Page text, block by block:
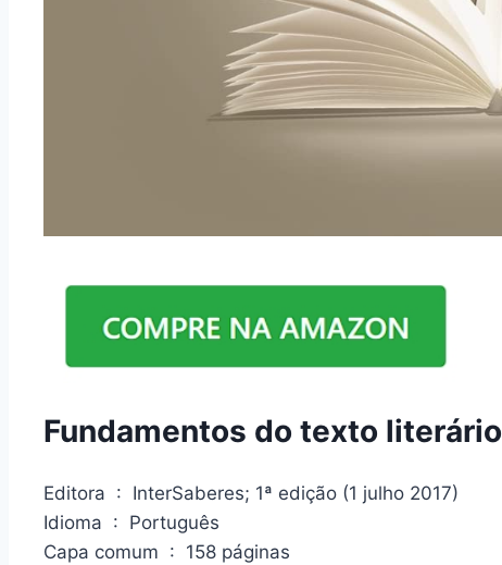
Fundamentos do texto literário
Editora ‏ : ‎ InterSaberes; 1ª edição (1 julho 2017)
Idioma ‏ : ‎ Português
Capa comum ‏ : ‎ 158 páginas